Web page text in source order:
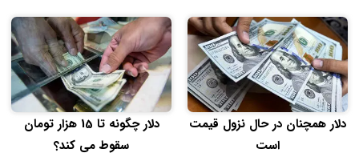
دلار همچنان در حال نزول قیمت
است
دلار چگونه تا 15 هزار تومان
سقوط می کند؟